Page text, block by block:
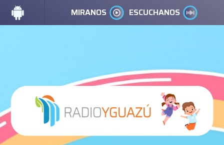
MIRANOS ESCUCHANOS